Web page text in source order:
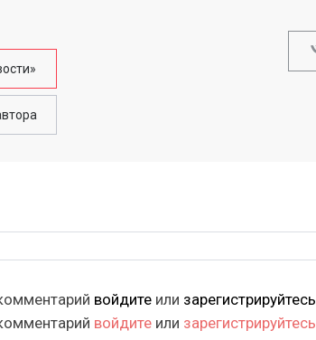
войдите или зарегистрируйтесь
войдите или зарегистрируйтесь